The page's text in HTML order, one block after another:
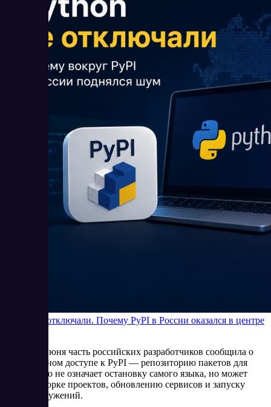
Python не отключали. Почему PyPI в России оказался в центре
В начале июня часть российских разработчиков сообщила о
нестабильном доступе к PyPI — репозиторию пакетов для
Python. Это не означает остановку самого языка, но может
мешать сборке проектов, обновлению сервисов и запуску
новых окружений.